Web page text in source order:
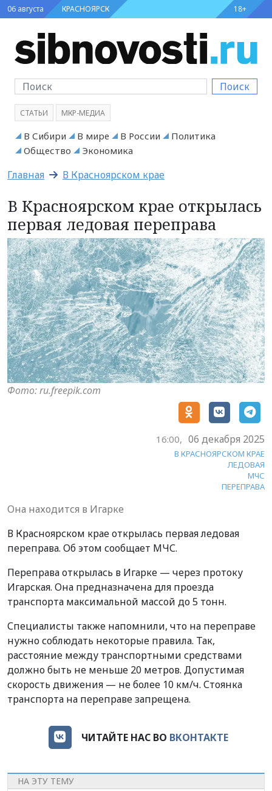
06 августа КРАСНОЯРСК 18+
Поиск
СТАТЬИ МКР-МЕДИА
В Сибири В мире В России
Политика
Общество
Экономика
Главная В Красноярском крае
В Красноярском крае открылась
первая ледовая переправа
Фото: ru.freepik.com
16:00, 06 декабря 2025
В КРАСНОЯРСКОМ КРАЕ
ЛЕДОВАЯ
МЧС
ПЕРЕПРАВА
Она находится в Игарке
В Красноярском крае открылась первая ледовая
переправа. Об этом сообщает МЧС.
Переправа открылась в Игарке — через протоку
Игарская. Она предназначена для проезда
транспорта максимальной массой до 5 тонн.
Специалисты также напомнили, что на переправе
нужно соблюдать некоторые правила. Так,
расстояние между транспортными средствами
должно быть не меньше 20 метров. Допустимая
скорость движения — не более 10 км/ч. Стоянка
транспорта на переправе запрещена.
ЧИТАЙТЕ НАС ВО ВКОНТАКТЕ
НА ЭТУ ТЕМУ